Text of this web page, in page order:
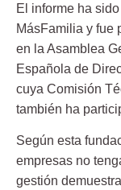
El informe ha
MásFamilia y fue
en la Asamblea
Española de
cuya Comisión
también ha
Según esta
empresas no
gestión